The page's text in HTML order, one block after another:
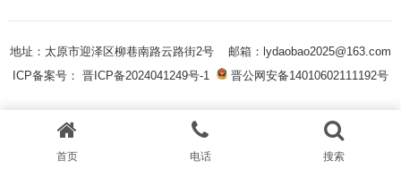
地址：太原市迎泽区柳巷南路云路街2号 邮箱：lydaobao2025@163.com
ICP备案号： 晋ICP备2024041249号-1
晋公网安备14010602111192号
首页 电话 搜索